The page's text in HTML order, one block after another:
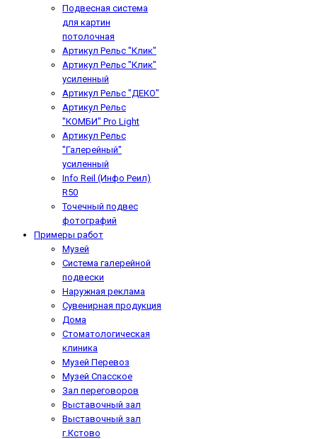
Подвесная система
для картин
потолочная
Артикул Рельс "Клик"
Артикул Рельс "Клик"
усиленный
Артикул Рельс "ДЕКО"
Артикул Рельс
"КОМБИ" Pro Light
Артикул Рельс
"Галерейный"
усиленный
Info Reil (Инфо Реил)
R50
Точечный подвес
фотографий
Примеры работ
Музей
Система галерейной
подвески
Наружная реклама
Сувенирная продукция
Дома
Стоматологическая
клиника
Музей Перевоз
Музей Спасское
Зал переговоров
Выставочный зал
Выставочный зал
г.Кстово